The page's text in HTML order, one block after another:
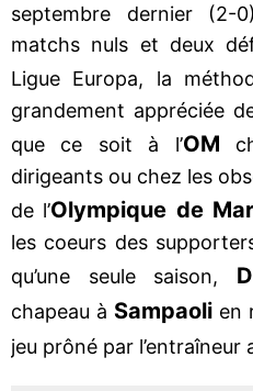
septembre dernier
matchs nuls et deux
Ligue Europa, la
grandement appréciée
que ce soit à l’OM
dirigeants ou chez les
de l’Olympique de
les coeurs des
qu’une seule saison,
chapeau à Sampaoli en
jeu prôné par l’entraîneur